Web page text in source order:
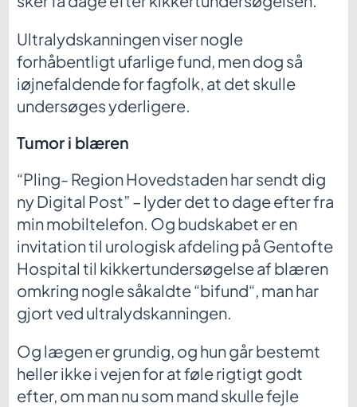
Ultralydskanningen viser nogle
forhåbentligt ufarlige fund, men dog så
iøjnefaldende for fagfolk, at det skulle
undersøges yderligere.
Tumor i blæren
“Pling- Region Hovedstaden har sendt dig
ny Digital Post” – lyder det to dage efter fra
min mobiltelefon. Og budskabet er en
invitation til urologisk afdeling på Gentofte
Hospital til kikkertundersøgelse af blæren
omkring nogle såkaldte “bifund“, man har
gjort ved ultralydskanningen.
Og lægen er grundig, og hun går bestemt
heller ikke i vejen for at føle rigtigt godt
efter, om man nu som mand skulle fejle